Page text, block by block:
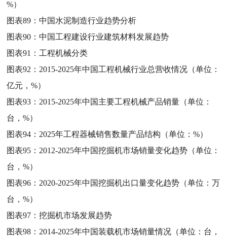
%）
图表89：中国水泥制造行业趋势分析
图表90：中国工程建设行业建筑材料发展趋势
图表91： 工程机械分类
图表92： 2015-2025年中国工程机械行业总营收情况（单位：
亿元，%）
图表93： 2015-2025年中国主要工程机械产品销量（单位：
台，%）
图表94： 2025年工程器械销售数量产品结构（单位：%）
图表95： 2012-2025年中国挖掘机市场销量变化趋势（单位：
台，%）
图表96： 2020-2025年中国挖掘机出口量变化趋势（单位：万
台，%）
图表97：挖掘机市场发展趋势
图表98： 2014-2025年中国装载机市场销量情况（单位：台，